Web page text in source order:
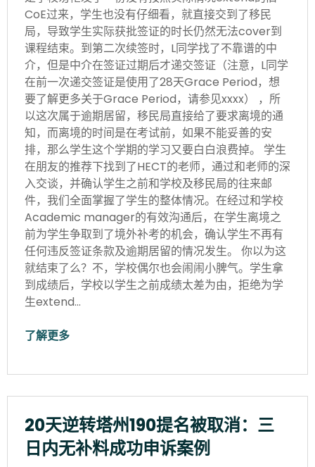
CoE过来，学生也没有仔细看，就直接交到了移民
局，导致学生实际获批签证的时长仍然无法cover到
课程结束。到第二次续签时，L同学找了不靠谱的中
介，但是中介在签证过期后才递交签证（注意，L同学
在前一次递交签证是使用了28天Grace Period，想
要了解更多关于Grace Period，请参见xxxx） ，所
以这次属于逾期居留，移民局直接给了要求离境的通
知，而离境的时间是在考试前，如果不能妥善的安
排，那么学生这个学期的学习又要白白浪费掉。 学生
在朋友的推荐下找到了HECT的老师，通过和老师的深
入交谈，并确认学生之前和学校及移民局的往来邮
件，我们全面掌握了学生的整体情况。在经过和学校
Academic manager的有效沟通后，在学生离境之
前为学生争取到了境外补考的机会，确认学生不再有
任何违反签证条款及逾期居留的情况发生。 你以为这
就结束了么？不，学校偶尔也会闹闹小脾气。学生拿
到成绩后，学校以学生之前成绩太差为由，拒绝为学
生extend…
了解更多
20天逆转塔州190提名被取消：三
日内无补料成功申诉案例